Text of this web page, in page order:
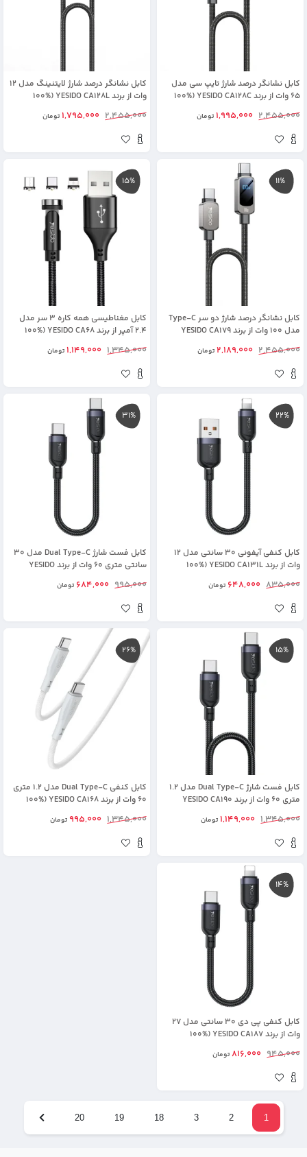
کابل نشانگر درصد شارژ تایپ سی مدل
65 وات از برند YESIDO CA128C (100%
2,455,000
1,995,000تومان
کابل نشانگر درصد شارژ لایتنینگ مدل 12
وات از برند YESIDO CA128L (100%
2,455,000
1,795,000تومان
11%
کابل نشانگر درصد شارژ دو سر Type-C
مدل 100 وات از برند YESIDO CA179
2,455,000
2,189,000تومان
15%
کابل مغناطیسی همه کاره 3 سر مدل
2.4 آمپر از برند YESIDO CA68 (100%
1,345,000
1,149,000تومان
22%
کابل کنفی آیفونی 30 سانتی مدل 12
وات از برند YESIDO CA131L (100%
835,000
648,000 تومان
31%
کابل فست شارژ Dual Type-C مدل 30
سانتی متری 60 وات از برند YESIDO
995,000
684,000 تومان
15%
کابل فست شارژ Dual Type-C مدل 1.2
متری 60 وات از برند YESIDO CA190
1,345,000
1,149,000تومان
26%
کابل کنفی Dual Type-C مدل 1.2 متری
60 وات از برند YESIDO CA168 (100%
1,345,000
995,000تومان
14%
کابل کنفی پی دی 30 سانتی مدل 27
وات از برند YESIDO CA187 (100%
945,000
816,000تومان
1
2
3
18
19
20